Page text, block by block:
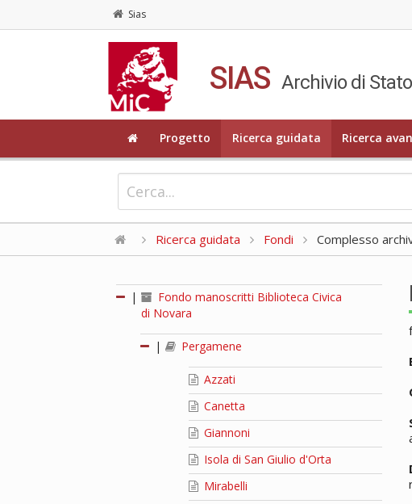
Sias
SIAS Archivio di
Progetto Ricerca guidata Ricerca
Ricerca guidata Fondi Complesso
|
Fondo manoscritti Biblioteca Civica
di Novara
| Pergamene
Azzati
Canetta
Giannoni
Isola di San Giulio d'Orta
Mirabelli